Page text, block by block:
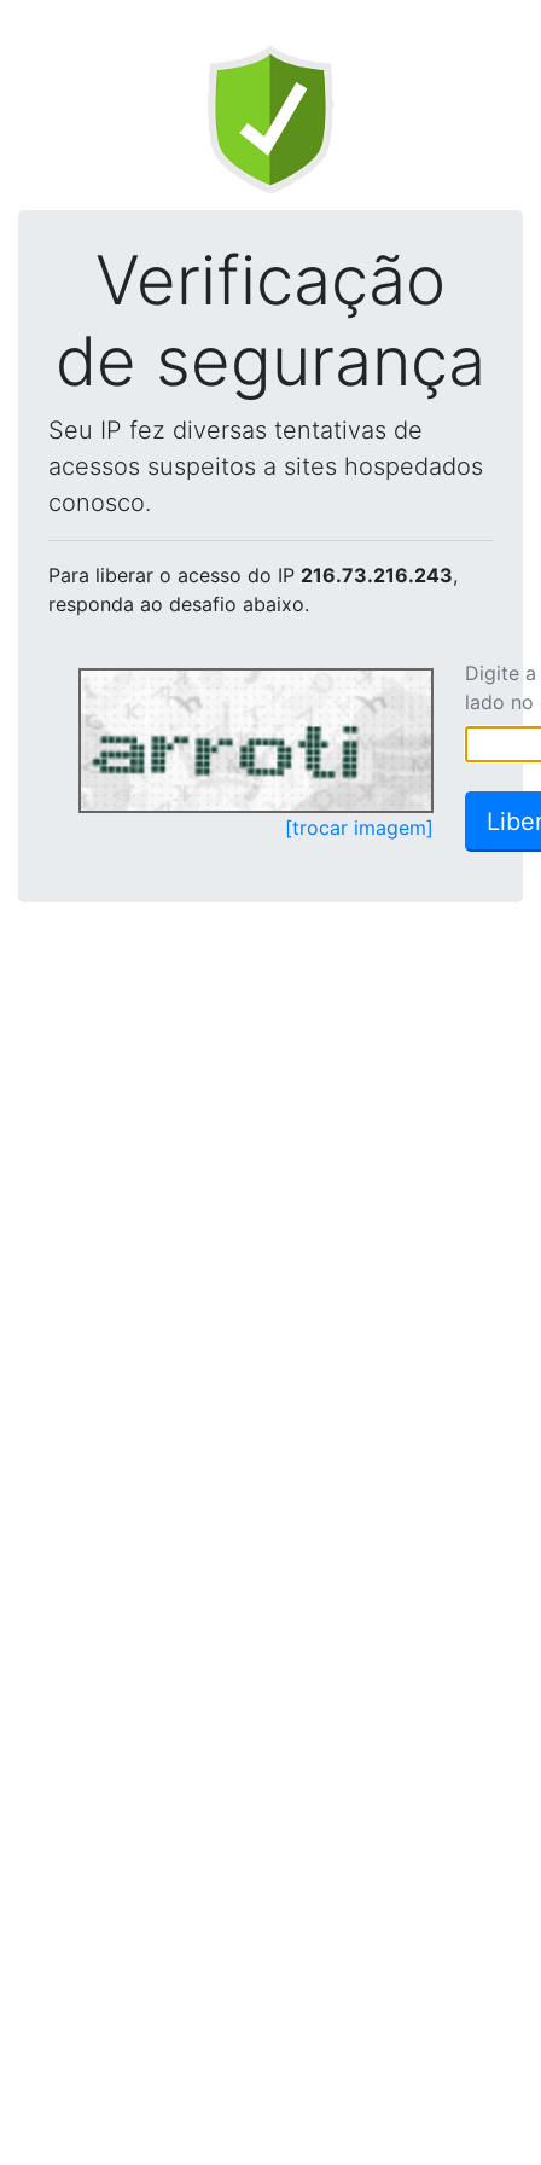
Verificação
de segurança
Seu IP fez diversas tentativas de
acessos suspeitos a sites hospedados
conosco.
Para liberar o acesso do IP 216.73.216.243,
responda ao desafio abaixo.
[trocar imagem]
Digite
lado no